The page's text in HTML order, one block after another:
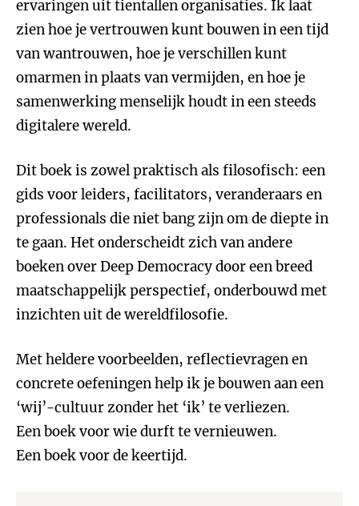
ervaringen uit tientallen organisaties. Ik laat
zien hoe je vertrouwen kunt bouwen in een tijd
van wantrouwen, hoe je verschillen kunt
omarmen in plaats van vermijden, en hoe je
samenwerking menselijk houdt in een steeds
digitalere wereld.
Dit boek is zowel praktisch als filosofisch: een
gids voor leiders, facilitators, veranderaars en
professionals die niet bang zijn om de diepte in
te gaan. Het onderscheidt zich van andere
boeken over Deep Democracy door een breed
maatschappelijk perspectief, onderbouwd met
inzichten uit de wereldfilosofie.
Met heldere voorbeelden, reflectievragen en
concrete oefeningen help ik je bouwen aan een
‘wij’-cultuur zonder het ‘ik’ te verliezen.
Een boek voor wie durft te vernieuwen.
Een boek voor de keertijd.